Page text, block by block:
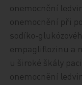
onemocnění
onemocnění při
empagliflozinu a
u široké škály
onemocnění